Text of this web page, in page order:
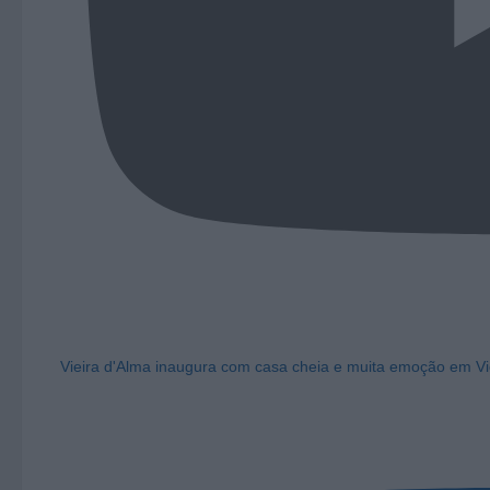
Vieira d'Alma inaugura com casa cheia e muita emoção em